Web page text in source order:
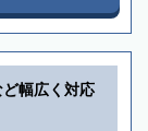
ど幅広く対応